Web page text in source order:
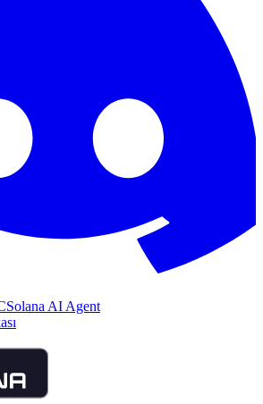
Solana AI Agent